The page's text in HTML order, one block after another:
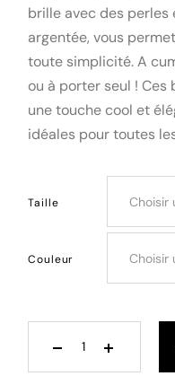
brille avec des perles
argentée, vous
toute simplicité. A
ou à porter seul !
une touche cool et
idéales pour toutes
Taille Choisir
Couleur Choisir